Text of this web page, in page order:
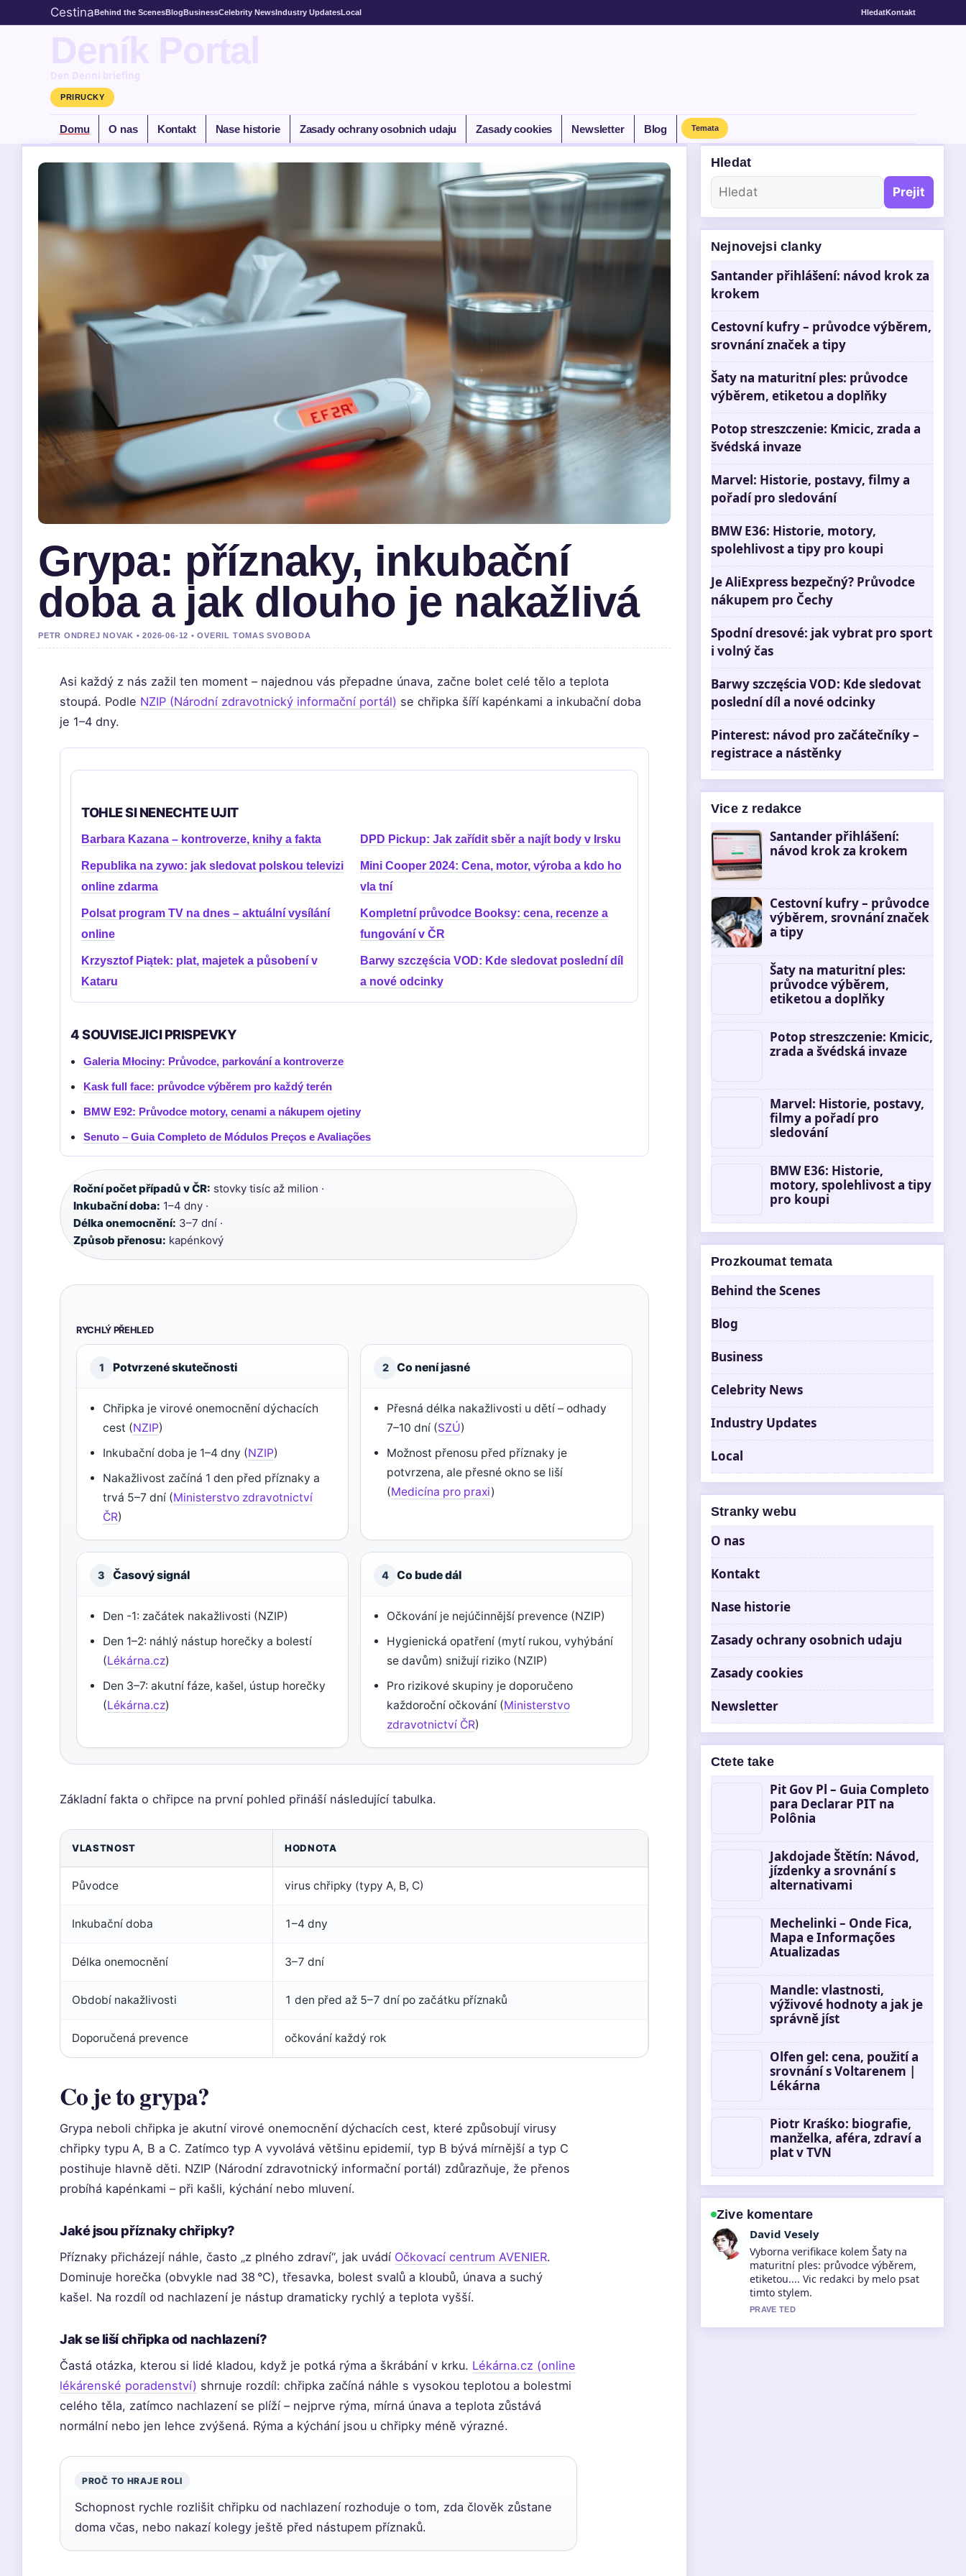
CestinaBehind the ScenesBlogBusinessCelebrity NewsIndustry UpdatesLocal HledatKontakt
Deník Portal
Den Denni briefing
PRIRUCKY
Domu O nas Kontakt Nase historie Zasady ochrany osobnich udaju Zasady cookies Newsletter Blog Temata
Grypa: příznaky, inkubační
doba a jak dlouho je nakažlivá
PETR ONDREJ NOVAK • 2026-06-12 • OVERIL TOMAS SVOBODA
Asi každý z nás zažil ten moment – najednou vás přepadne únava, začne bolet celé tělo a teplota
stoupá. Podle NZIP (Národní zdravotnický informační portál) se chřipka šíří kapénkami a inkubační doba
je 1–4 dny.
TOHLE SI NENECHTE UJIT
Barbara Kazana – kontroverze, knihy a fakta DPD Pickup: Jak zařídit sběr a najít body v Irsku
Republika na zywo: jak sledovat polskou televizi
online zdarma
Mini Cooper 2024: Cena, motor, výroba a kdo ho
vla tní
Polsat program TV na dnes – aktuální vysílání
online
Kompletní průvodce Booksy: cena, recenze a
fungování v ČR
Krzysztof Piątek: plat, majetek a působení v
Kataru
Barwy szczęścia VOD: Kde sledovat poslední díl
a nové odcinky
4 SOUVISEJICI PRISPEVKY
Galeria Młociny: Průvodce, parkování a kontroverze
Kask full face: průvodce výběrem pro každý terén
BMW E92: Průvodce motory, cenami a nákupem ojetiny
Senuto – Guia Completo de Módulos Preços e Avaliações
Roční počet případů v ČR: stovky tisíc až milion ·
Inkubační doba: 1–4 dny ·
Délka onemocnění: 3–7 dní ·
Způsob přenosu: kapénkový
RYCHLÝ PŘEHLED
1 Potvrzené skutečnosti
Chřipka je virové onemocnění dýchacích
cest (NZIP)
Inkubační doba je 1–4 dny (NZIP)
Nakažlivost začíná 1 den před příznaky a
trvá 5–7 dní (Ministerstvo zdravotnictví
ČR)
2 Co není jasné
Přesná délka nakažlivosti u dětí – odhady
7–10 dní (SZÚ)
Možnost přenosu před příznaky je
potvrzena, ale přesné okno se liší
(Medicína pro praxi)
3 Časový signál
Den -1: začátek nakažlivosti (NZIP)
Den 1–2: náhlý nástup horečky a bolestí
(Lékárna.cz)
Den 3–7: akutní fáze, kašel, ústup horečky
(Lékárna.cz)
4 Co bude dál
Očkování je nejúčinnější prevence (NZIP)
Hygienická opatření (mytí rukou, vyhýbání
se davům) snižují riziko (NZIP)
Pro rizikové skupiny je doporučeno
každoroční očkování (Ministerstvo
zdravotnictví ČR)
Základní fakta o chřipce na první pohled přináší následující tabulka.
VLASTNOST HODNOTA
Původce virus chřipky (typy A, B, C)
Inkubační doba 1–4 dny
Délka onemocnění 3–7 dní
Období nakažlivosti 1 den před až 5–7 dní po začátku příznaků
Doporučená prevence očkování každý rok
Co je to grypa?
Grypa neboli chřipka je akutní virové onemocnění dýchacích cest, které způsobují virusy
chřipky typu A, B a C. Zatímco typ A vyvolává většinu epidemií, typ B bývá mírnější a typ C
postihuje hlavně děti. NZIP (Národní zdravotnický informační portál) zdůrazňuje, že přenos
probíhá kapénkami – při kašli, kýchání nebo mluvení.
Jaké jsou příznaky chřipky?
Příznaky přicházejí náhle, často „z plného zdraví“, jak uvádí Očkovací centrum AVENIER.
Dominuje horečka (obvykle nad 38 °C), třesavka, bolest svalů a kloubů, únava a suchý
kašel. Na rozdíl od nachlazení je nástup dramaticky rychlý a teplota vyšší.
Jak se liší chřipka od nachlazení?
Častá otázka, kterou si lidé kladou, když je potká rýma a škrábání v krku. Lékárna.cz (online
lékárenské poradenství) shrnuje rozdíl: chřipka začíná náhle s vysokou teplotou a bolestmi
celého těla, zatímco nachlazení se plíží – nejprve rýma, mírná únava a teplota zůstává
normální nebo jen lehce zvýšená. Rýma a kýchání jsou u chřipky méně výrazné.
PROČ TO HRAJE ROLI
Schopnost rychle rozlišit chřipku od nachlazení rozhoduje o tom, zda člověk zůstane
doma včas, nebo nakazí kolegy ještě před nástupem příznaků.
Hledat
Prejit
Nejnovejsi clanky
Santander přihlášení: návod krok za
krokem
Cestovní kufry – průvodce výběrem,
srovnání značek a tipy
Šaty na maturitní ples: průvodce
výběrem, etiketou a doplňky
Potop streszczenie: Kmicic, zrada a
švédská invaze
Marvel: Historie, postavy, filmy a
pořadí pro sledování
BMW E36: Historie, motory,
spolehlivost a tipy pro koupi
Je AliExpress bezpečný? Průvodce
nákupem pro Čechy
Spodní dresové: jak vybrat pro sport
i volný čas
Barwy szczęścia VOD: Kde sledovat
poslední díl a nové odcinky
Pinterest: návod pro začátečníky –
registrace a nástěnky
Vice z redakce
Santander přihlášení:
návod krok za krokem
Cestovní kufry – průvodce
výběrem, srovnání značek
a tipy
Šaty na maturitní ples:
průvodce výběrem,
etiketou a doplňky
Potop streszczenie: Kmicic,
zrada a švédská invaze
Marvel: Historie, postavy,
filmy a pořadí pro
sledování
BMW E36: Historie,
motory, spolehlivost a tipy
pro koupi
Prozkoumat temata
Behind the Scenes
Blog
Business
Celebrity News
Industry Updates
Local
Stranky webu
O nas
Kontakt
Nase historie
Zasady ochrany osobnich udaju
Zasady cookies
Newsletter
Ctete take
Pit Gov Pl – Guia Completo
para Declarar PIT na
Polônia
Jakdojade Štětín: Návod,
jízdenky a srovnání s
alternativami
Mechelinki – Onde Fica,
Mapa e Informações
Atualizadas
Mandle: vlastnosti,
výživové hodnoty a jak je
správně jíst
Olfen gel: cena, použití a
srovnání s Voltarenem |
Lékárna
Piotr Kraśko: biografie,
manželka, aféra, zdraví a
plat v TVN
Zive komentare
Anna Novakova
Skvele shrnuti k Santander přihlášení:
návod krok za krokem. Je to
nejprehlednejsi souhrn, ktery jsem
dnes videl.
3 MIN ZPET